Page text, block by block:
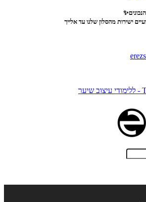
ישירות מהסלון שלנו עד אלייך